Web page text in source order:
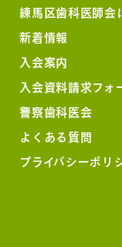
練馬区歯科医師会
新着情報
入会案内
入会資料請求フォ
警察歯科医会
よくある質問
プライバシーポリ